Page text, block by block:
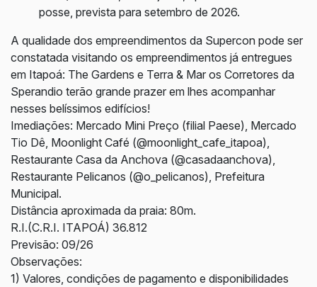
posse, prevista para setembro de 2026.
A qualidade dos empreendimentos da Supercon pode ser
constatada visitando os empreendimentos já entregues
em Itapoá: The Gardens e Terra & Mar os Corretores da
Sperandio terão grande prazer em lhes acompanhar
nesses belíssimos edifícios!
Imediações: Mercado Mini Preço (filial Paese), Mercado
Tio Dê, Moonlight Café (@moonlight_cafe_itapoa),
Restaurante Casa da Anchova (@casadaanchova),
Restaurante Pelicanos (@o_pelicanos), Prefeitura
Municipal.
Distância aproximada da praia: 80m.
R.I.(C.R.I. ITAPOÁ) 36.812
Previsão: 09/26
Observações:
1) Valores, condições de pagamento e disponibilidades